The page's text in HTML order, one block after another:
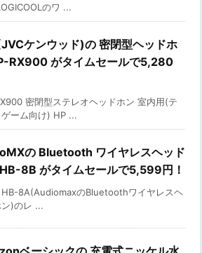
のワ ...
ケンウッド)の 密閉型ヘッドホ
RX900 がタイムセールで5,280
密閉型ステレオヘッドホン 室内用(テ
ゲーム向け) HP ...
の Bluetooth ワイヤレスヘッド
8B がタイムセールで5,599円！
HB-8A(AudiomaxのBluetoothワイヤレスヘ
ン)のレ ...